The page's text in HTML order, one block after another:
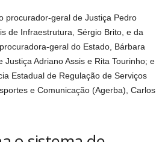
procurador-geral de Justiça Pedro
de Infraestrutura, Sérgio Brito, e da
geral do Estado, Bárbara
Adriano Assis e Rita Tourinho; e
Estadual de Regulação de Serviços
e Comunicação (Agerba), Carlos